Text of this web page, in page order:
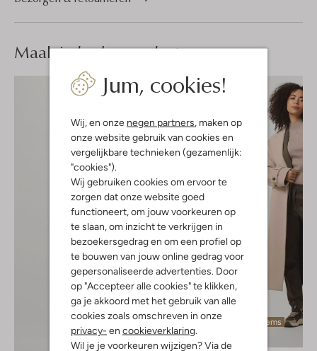
Jum, cookies!
Wij, en onze negen partners , maken op
onze website gebruik van cookies en
vergelijkbare technieken (gezamenlijk:
"cookies").
Wij gebruiken cookies om ervoor te
zorgen dat onze website goed
functioneert, om jouw voorkeuren op
te slaan, om inzicht te verkrijgen in
bezoekersgedrag en om een profiel op
te bouwen van jouw online gedrag voor
gepersonaliseerde advertenties. Door
op "Accepteer alle cookies" te klikken,
ga je akkoord met het gebruik van alle
cookies zoals omschreven in onze
privacy- en cookieverklaring
Wil je je voorkeuren wijzigen? Via de
Maak jelook compleet
Laatste items